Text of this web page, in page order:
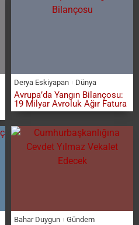
Derya Eskiyapan Dünya
Avrupa’da Yangın Bilançosu:
19 Milyar Avroluk Ağır Fatura
Bahar Duygun Gündem